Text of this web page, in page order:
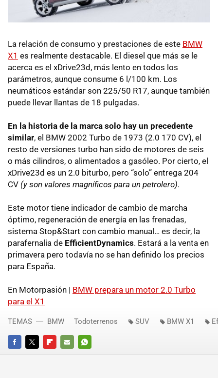
La relación de consumo y prestaciones de este BMW
X1 es realmente destacable. El diesel que más se le
acerca es el xDrive23d, más lento en todos los
parámetros, aunque consume 6 l/100 km. Los
neumáticos estándar son 225/50 R17, aunque también
puede llevar llantas de 18 pulgadas.
En la historia de la marca solo hay un precedente
similar, el BMW 2002 Turbo de 1973 (2.0 170 CV), el
resto de versiones turbo han sido de motores de seis
o más cilindros, o alimentados a gasóleo. Por cierto, el
xDrive23d es un 2.0 biturbo, pero “solo” entrega 204
CV (y son valores magníficos para un petrolero).
Este motor tiene indicador de cambio de marcha
óptimo, regeneración de energía en las frenadas,
sistema Stop&Start con cambio manual… es decir, la
parafernalia de EfficientDynamics. Estará a la venta en
primavera pero todavía no se han definido los precios
para España.
En Motorpasión | BMW prepara un motor 2.0 Turbo
para el X1
FACEBOOKTWITTERFLIPBOARD
E-
WHATSAPP
TEMAS BMW Todoterrenos SUV BMW X1